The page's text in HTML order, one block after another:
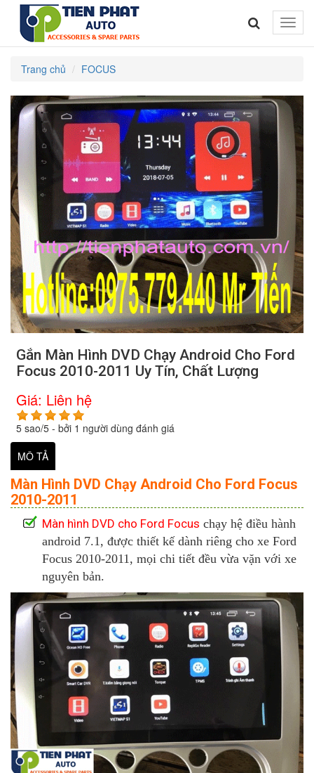
Toggle
Trang chủ FOCUS
Gắn Màn Hình DVD Chạy Android Cho Ford
Focus 2010-2011 Uy Tín, Chất Lượng
Giá: Liên hệ
5 sao/5 - bởi 1 người dùng đánh giá
MÔ TẢ
Màn Hình DVD Chạy Android Cho Ford Focus
2010-2011
Màn hình DVD cho Ford Focus chạy hệ điều hành
android 7.1, được thiết kế dành riêng cho xe Ford
Focus 2010-2011, mọi chi tiết đều vừa vặn với xe
nguyên bản.